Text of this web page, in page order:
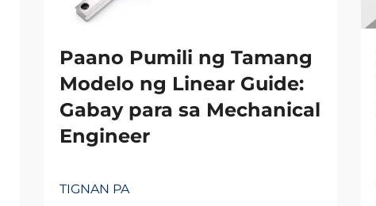
Paano Pumili ng Tamang
Modelo ng Linear Guide:
Gabay para sa Mechanical
Engineer
TIGNAN PA